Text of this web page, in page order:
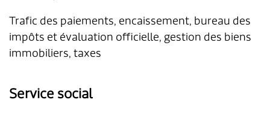
Trafic des paiements, encaissement, bureau des
impôts et évaluation officielle, gestion des biens
immobiliers, taxes
Service social